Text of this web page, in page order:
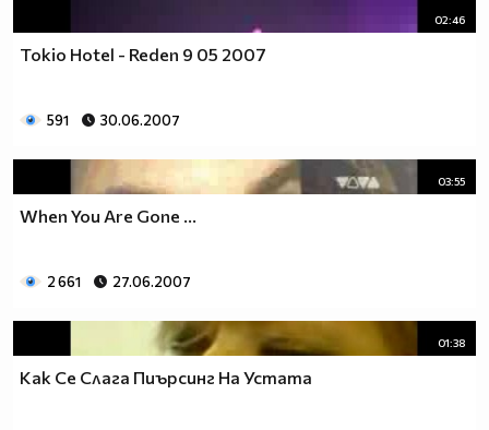
02:46
Tokio Hotel - Reden 9 05 2007
591 30.06.2007
03:55
When You Are Gone ...
2 661 27.06.2007
01:38
Как Се Слага Пиърсинг На Устата